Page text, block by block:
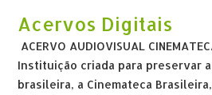
Acervos Digitais
ACERVO AUDIOVISUAL
Instituição criada para preservar
brasileira, a Cinemateca